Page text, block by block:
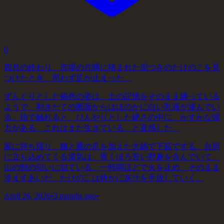
0
四月の終わり、市場の片隅に積まれた泥つきのたけのこを見
つけたとき、思わず足が止まった。
ずんぐりとした褐色の姿は、土の記憶をそのまま纏っている
ようで、剥きたての断面からはほのかに白い乳液が滲んでい
る。指で触れると、ひんやりとした硬さの中に、かすかな弾
力がある。これはまだ生きている、と直感した。
家に持ち帰り、糠と鷹の爪を加えた大鍋で下茹でする。台所
に立ち込めてくる湯気は、青くほろ苦い野趣を含んでいて、
山の朝の匂いに似ている。一時間ほどで火を止め、そのまま
冷ますあいだ、たけのこは静かに灰汁を手放していく。
April 26, 2026•3 months ago•